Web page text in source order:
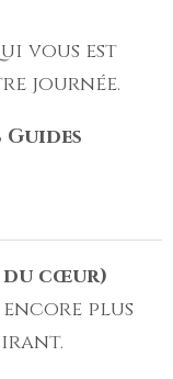
vous est
journée.
du cœur)
encore plus